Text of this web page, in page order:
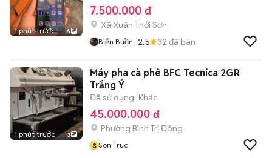
1 phút trước 6
7.500.000 đ
Xã Xuân Thới Sơn
Biển Buồn 2.5 32 đã bán
1 phút trước 3
Máy pha cà phê BFC Tecnica 2GR
Trắng Ý
Đã sử dụng Khác
45.000.000 đ
Phường Bình Trị Đông
s Son Truc